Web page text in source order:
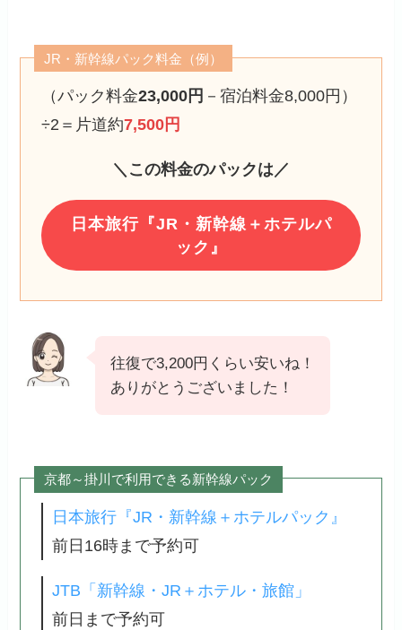
JR・新幹線パック料金（例）
（パック料金23,000円 －宿泊料金8,000円）
÷2＝片道約7,500円
＼この料金のパックは／
日本旅行『JR・新幹線＋ホテルパ
ック』
往復で3,200円くらい安いね！
ありがとうございました！
京都～掛川で利用できる新幹線パック
日本旅行『JR・新幹線＋ホテルパック』
前日16時まで予約可
JTB「新幹線・JR＋ホテル・旅館」
前日まで予約可